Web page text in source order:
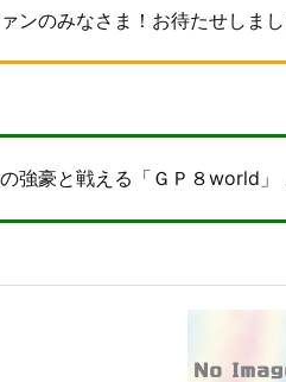
ンのみなさま！お待たせしまし
強豪と戦える「ＧＰ８world」